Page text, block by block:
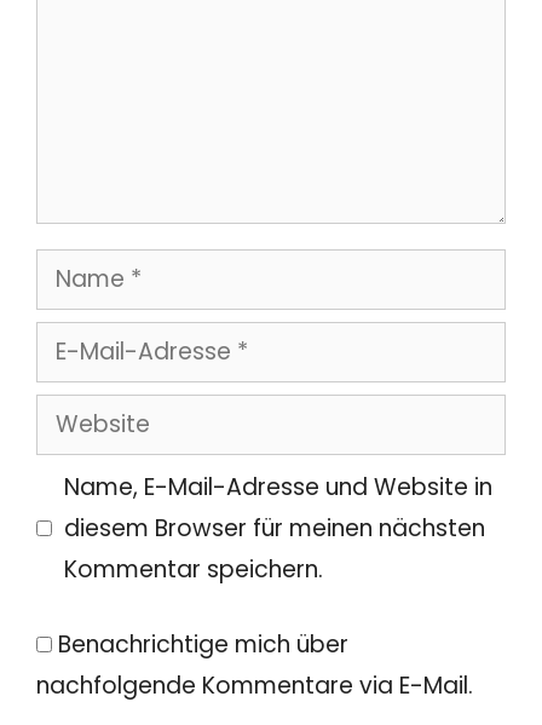
Name
E-
Mail-
Adresse
Website
Name, E-Mail-Adresse und Website in
diesem Browser für meinen nächsten
Kommentar speichern.
Benachrichtige mich über
nachfolgende Kommentare via E-Mail.